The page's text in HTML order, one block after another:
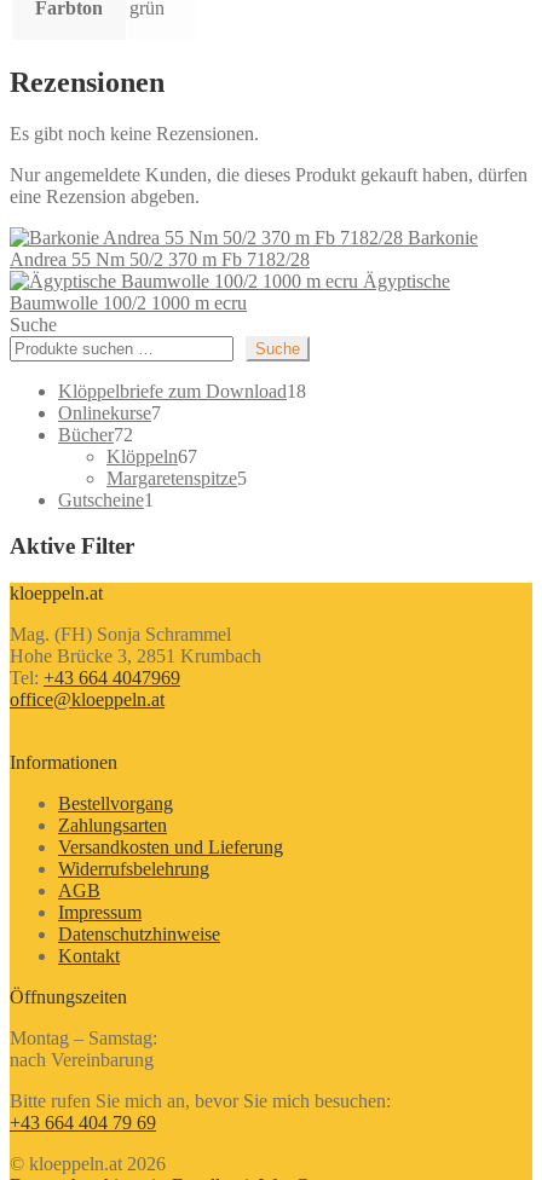
Farbton grün
Rezensionen
Es gibt noch keine Rezensionen.
Nur angemeldete Kunden, die dieses Produkt gekauft haben, dürfen
eine Rezension abgeben.
Barkonie
Andrea 55 Nm 50/2 370 m Fb 7182/28
Ägyptische
Baumwolle 100/2 1000 m ecru
Suche
Suche
Klöppelbriefe zum Download1818
Onlinekurse77
Bücher72
Produkte
Klöppeln6767
Produkte
Margaretenspitze55
Gutscheine1
Aktive Filter
kloeppeln.at
Mag. (FH) Sonja Schrammel
Hohe Brücke 3, 2851 Krumbach
Tel: +43 664 4047969
office@kloeppeln.at
Informationen
Bestellvorgang
Zahlungsarten
Versandkosten und Lieferung
Widerrufsbelehrung
AGB
Impressum
Datenschutzhinweise
Kontakt
Öffnungszeiten
Montag – Samstag:
nach Vereinbarung
Bitte rufen Sie mich an, bevor Sie mich besuchen:
+43 664 404 79 69
© kloeppeln.at 2026